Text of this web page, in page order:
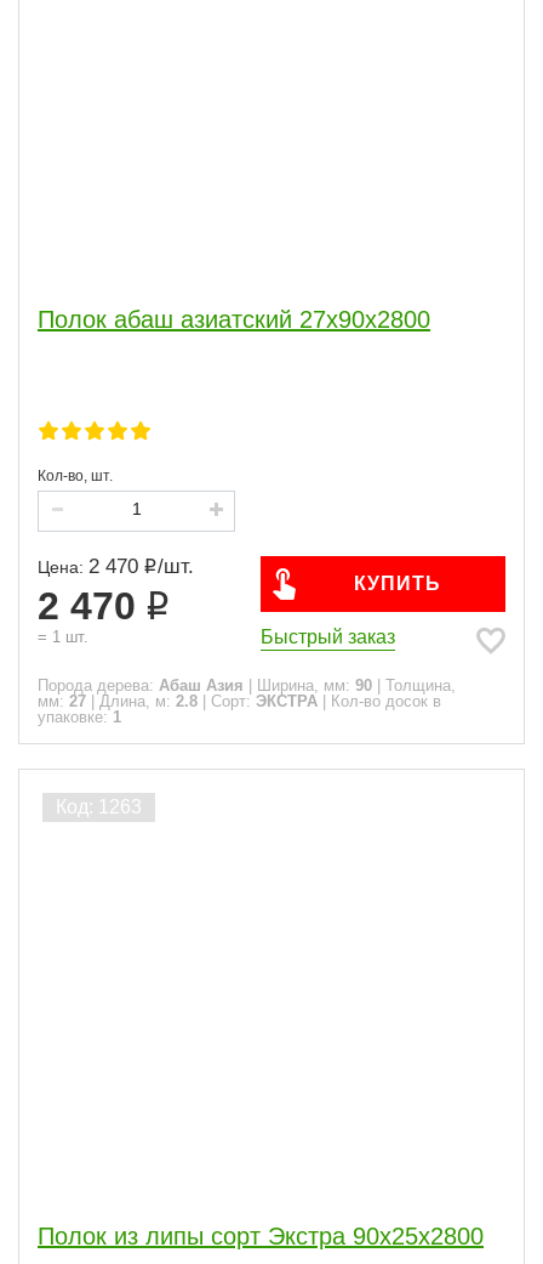
Полок абаш азиатский 27x90x2800
Кол-во, шт.
Цена: 2 470 /шт.
2 470
= 1 шт.
КУПИТЬ
Быстрый заказ
Порода дерева: Абаш Азия Ширина, мм: 90
Толщина,
мм: 27 Длина, м: 2.8 Сорт: ЭКСТРА
Кол-во досок в
упаковке: 1
Полок из липы сорт Экстра 90x25x2800